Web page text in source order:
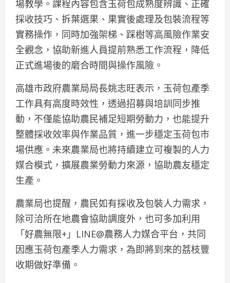
場教學。課程內容包含玉荷包成熟度辨識、正確
採收技巧、拆葉選果、果實後處理及包裝流程等
實務操作，同時加強架梯、踩樹等高風險作業安
全觀念，協助新進人員提前熟悉工作流程，降低
正式進場後的磨合時間與操作風險。
高雄市政府農業局局長姚志旺表示，玉荷包產季
工作具有高度時效性，透過招募與培訓同步推
動，不僅能協助農民補足短期勞動力，也能提升
整體採收效率與作業品質，進一步穩定玉荷包市
場供應。未來農業局也將持續建立可複製的人力
媒合模式，擴展農業勞動力來源，協助農友穩定
生產。
農業局也提醒，農民如有採收及包裝人力需求，
除可洽所在地農會協助調度外，也可多加利用
「好農無限+」LINE@農務人力媒合平台，共同
因應玉荷包產季人力需求，為即將到來的荔枝豐
收期做好準備。